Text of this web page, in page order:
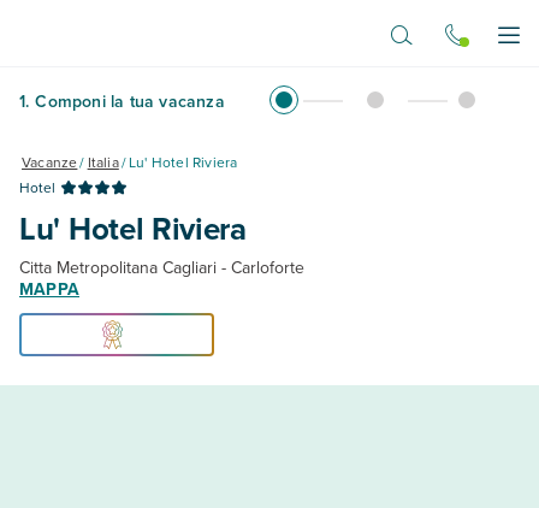
1. Componi la tua vacanza
Vacanze/ Italia/Lu' Hotel Riviera
Hotel
Lu' Hotel Riviera
Citta Metropolitana Cagliari - Carloforte
MAPPA